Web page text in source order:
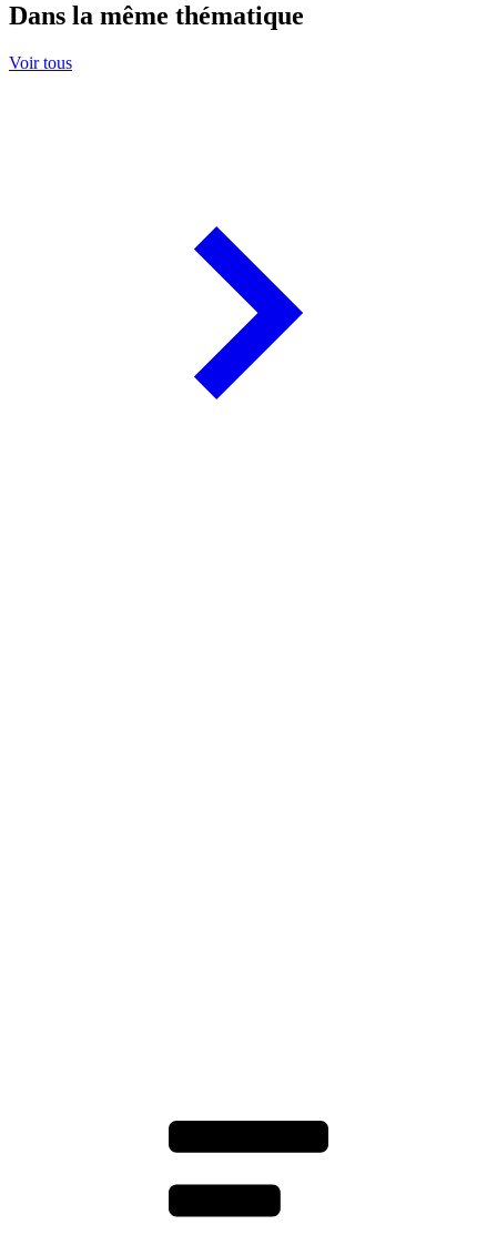
Dans la même thématique
Voir tous